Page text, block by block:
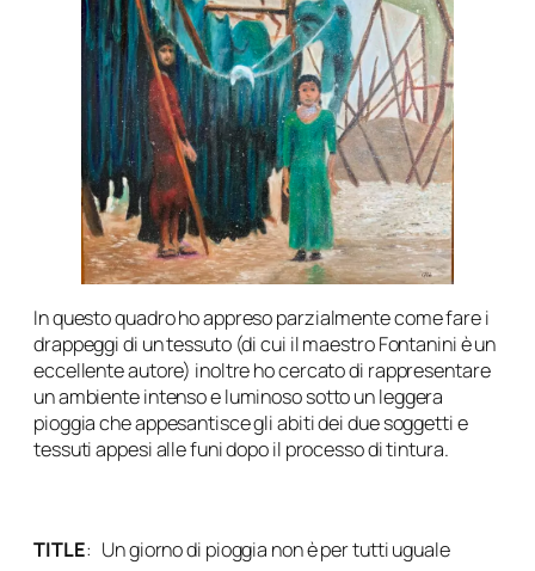
In questo quadro ho appreso parzialmente come fare i
drappeggi di un tessuto (di cui il maestro Fontanini è un
eccellente autore) inoltre ho cercato di rappresentare
un ambiente intenso e luminoso sotto un leggera
pioggia che appesantisce gli abiti dei due soggetti e
tessuti appesi alle funi dopo il processo di tintura.
TITLE: Un giorno di pioggia non è per tutti uguale